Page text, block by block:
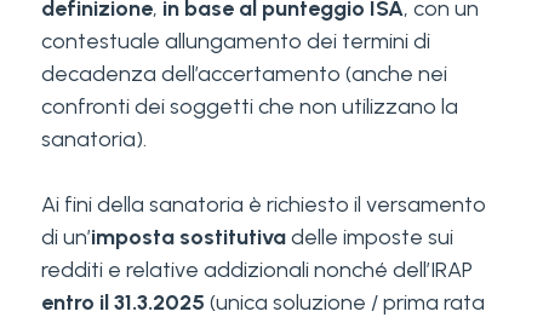
definizione, in base al punteggio ISA, con un
contestuale allungamento dei termini di
decadenza dell’accertamento (anche nei
confronti dei soggetti che non utilizzano la
sanatoria).
Ai fini della sanatoria è richiesto il versamento
di un’imposta sostitutivadelle imposte sui
redditi e relative addizionali nonché dell’IRAP
entro il 31.3.2025 (unica soluzione / prima rata